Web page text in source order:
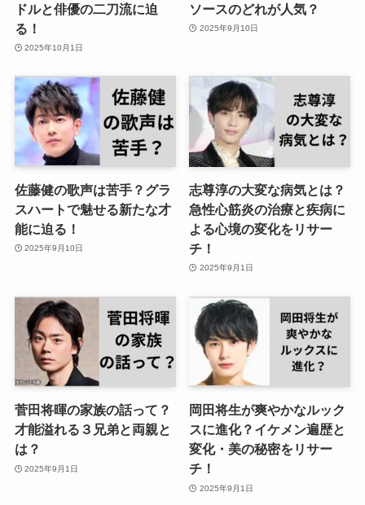
ドルと俳優の二刀流に迫
る！
2025年10月1日
ソースのどれが人気？
2025年9月10日
佐藤健の歌声は苦手？グラ
スハートで魅せる新たな才
能に迫る！
2025年9月10日
志尊淳の大変な病気とは？
急性心筋炎の治療と疾病に
よる心境の変化をリサー
チ！
2025年9月1日
菅田将暉の家族の話って？
才能溢れる３兄弟と両親と
は？
2025年9月1日
岡田将生が爽やかなルック
スに進化？イケメン遍歴と
変化・美の秘密をリサー
チ！
2025年9月1日